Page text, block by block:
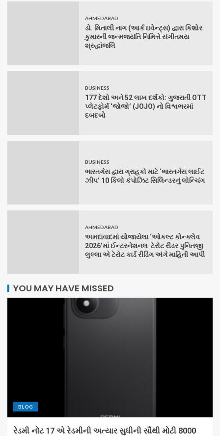
AHMEDABAD
ડો. મિતાલી નાગ (આર્ક ઇવેન્ટ્સ) દ્વારા કિશોર
કુમારની જન્મજયંતિ નિમિત્તે સંગીતમય
શ્રદ્ધાંજલિ
BUSINESS
177 દેશો અને 52 લાખ દર્શકો: ગુજરાતી OTT
પ્લેટફોર્મ ‘જોજો’ (JOJO) નો વિશ્વભરમાં
દબદબો
BUSINESS
ભારતગેસ દ્વારા ગ્રાહકો માટે ‘ભારતગેસ લાઈટ
ઝીપ’ 10 કિલો કંપોઝિટ સિલિન્ડરનું લોન્ચિંગ
AHMEDABAD
અમદાવાદમાં યોજાયેલા ‘ઓકલ્ટ કોન્ક્લેવ
2026’માં ઈન્ટરનેશનલ ટેરોટ રીડર પુનિતજી
લુલ્લા એ ટેરોટ કાર્ડ રીડિંગ અંગે માહિતી આપી
YOU MAY HAVE MISSED
BLOG
રેડમી નોટ 17 એ રેડમીની અત્યાર સુધીની સૌથી મોટી 8000